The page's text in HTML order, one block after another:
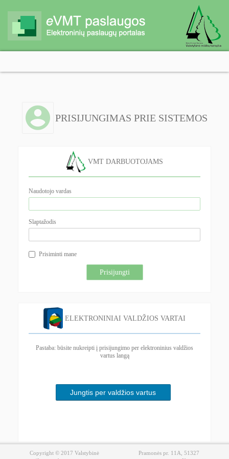
PRISIJUNGIMAS PRIE SISTEMOS
VMT DARBUOTOJAMS
Naudotojo vardas
Slaptažodis
Prisiminti mane
Prisijungti
ELEKTRONINIAI VALDŽIOS VARTAI
Pastaba: būsite nukreipti į prisijungimo per elektroninius valdžios
vartus langą
Jungtis per valdžios vartus
Copyright © 2017 Valstybinė
Pramonės pr. 11A, 51327